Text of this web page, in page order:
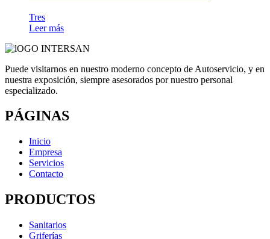
Tres
Leer más
Puede visitarnos en nuestro moderno concepto de Autoservicio, y en
nuestra exposición, siempre asesorados por nuestro personal
especializado.
PÁGINAS
Inicio
Empresa
Servicios
Contacto
PRODUCTOS
Sanitarios
Griferías